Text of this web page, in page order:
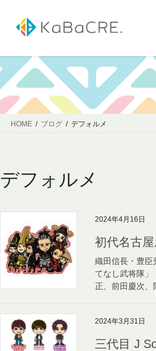
HOME ブログ デフォルメ
デフォルメ
2024年4月16日
初代名古
織田信長・豊臣
てなし武将隊
正、前田慶次
2024年3月31日
三代目 J